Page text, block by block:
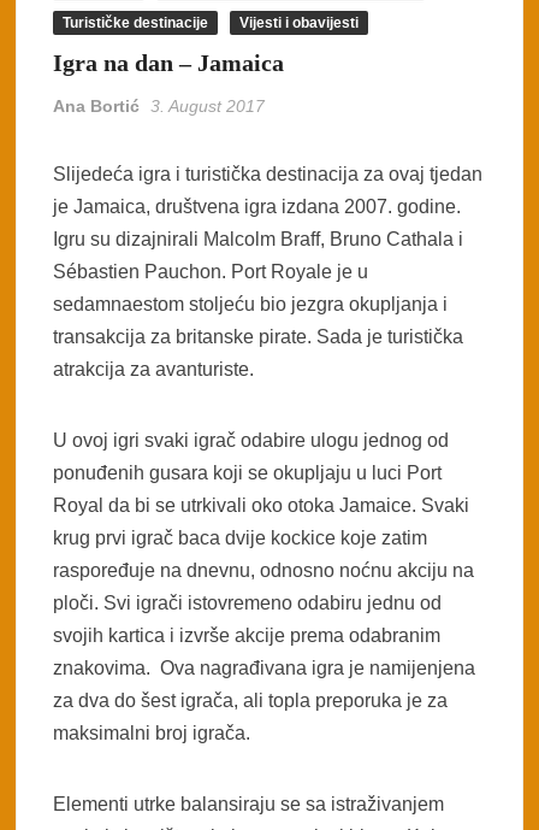
Turističke destinacije Vijesti i obavijesti
Igra na dan – Jamaica
Ana Bortić 3. August 2017
Slijedeća igra i turistička destinacija za ovaj tjedan
je Jamaica, društvena igra izdana 2007. godine.
Igru su dizajnirali Malcolm Braff, Bruno Cathala i
Sébastien Pauchon. Port Royale je u
sedamnaestom stoljeću bio jezgra okupljanja i
transakcija za britanske pirate. Sada je turistička
atrakcija za avanturiste.
U ovoj igri svaki igrač odabire ulogu jednog od
ponuđenih gusara koji se okupljaju u luci Port
Royal da bi se utrkivali oko otoka Jamaice. Svaki
krug prvi igrač baca dvije kockice koje zatim
raspoređuje na dnevnu, odnosno noćnu akciju na
ploči. Svi igrači istovremeno odabiru jednu od
svojih kartica i izvrše akcije prema odabranim
znakovima. Ova nagrađivana igra je namijenjena
za dva do šest igrača, ali topla preporuka je za
maksimalni broj igrača.
Elementi utrke balansiraju se sa istraživanjem